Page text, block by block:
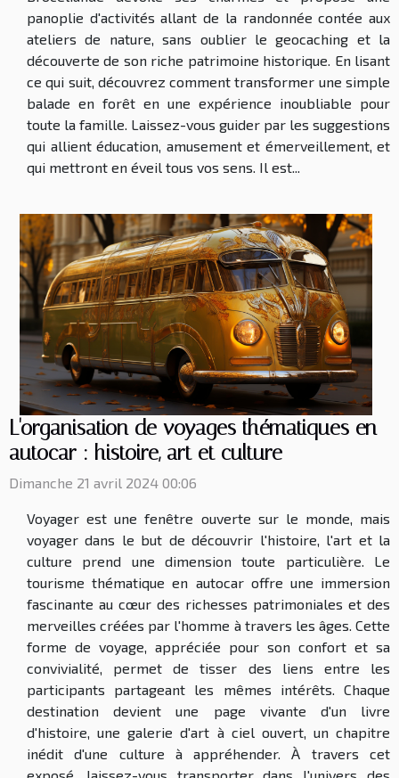
panoplie d'activités allant de la randonnée contée aux
ateliers de nature, sans oublier le geocaching et la
découverte de son riche patrimoine historique. En lisant
ce qui suit, découvrez comment transformer une simple
balade en forêt en une expérience inoubliable pour
toute la famille. Laissez-vous guider par les suggestions
qui allient éducation, amusement et émerveillement, et
qui mettront en éveil tous vos sens. Il est...
L'organisation de voyages thématiques en
autocar : histoire, art et culture
Dimanche 21 avril 2024 00:06
Voyager est une fenêtre ouverte sur le monde, mais
voyager dans le but de découvrir l'histoire, l'art et la
culture prend une dimension toute particulière. Le
tourisme thématique en autocar offre une immersion
fascinante au cœur des richesses patrimoniales et des
merveilles créées par l'homme à travers les âges. Cette
forme de voyage, appréciée pour son confort et sa
convivialité, permet de tisser des liens entre les
participants partageant les mêmes intérêts. Chaque
destination devient une page vivante d'un livre
d'histoire, une galerie d'art à ciel ouvert, un chapitre
inédit d'une culture à appréhender. À travers cet